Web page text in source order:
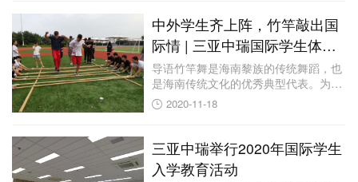
中外学生齐上阵，竹竿敲出国
际情 | 三亚中瑞国际学生体验
竹竿舞
导语竹竿舞是海南黎族的传统舞蹈，也
是海南传统文化的优秀典型代表。为加
深国际学生对...
2020-11-18
三亚中瑞举行2020年国际学生
入学教育活动